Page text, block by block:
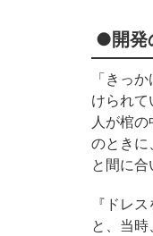
●開発
「きっ
けられ
人が棺
のときに
と間に合
『ドレ
と、当